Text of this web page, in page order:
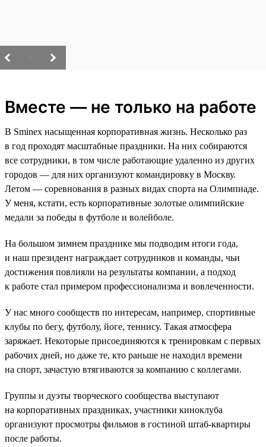
Вместе — не только на работе
В Sminex насыщенная корпоративная жизнь. Несколько раз
в год проходят масштабные праздники. На них собираются
все сотрудники, в том числе работающие удаленно из других
городов — для них организуют командировку в Москву.
Летом — соревнования в разных видах спорта на Олимпиаде.
У меня, кстати, есть корпоративные золотые олимпийские
медали за победы в футболе и волейболе.
На большом зимнем празднике мы подводим итоги года,
и наш президент награждает сотрудников и команды, чьи
достижения повлияли на результаты компании, а подход
к работе стал примером профессионализма и вовлеченности.
У нас много сообществ по интересам, например, спортивные
клубы по бегу, футболу, йоге, теннису. Такая атмосфера
заряжает. Некоторые присоединяются к тренировкам с первых
рабочих дней, но даже те, кто раньше не находил времени
на спорт, зачастую втягиваются за компанию с коллегами.
Группы и дуэты творческого сообщества выступают
на корпоративных праздниках, участники киноклуба
организуют просмотры фильмов в гостиной штаб-квартиры
после работы.